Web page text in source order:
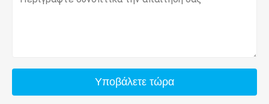
Υποβάλετε τώρα